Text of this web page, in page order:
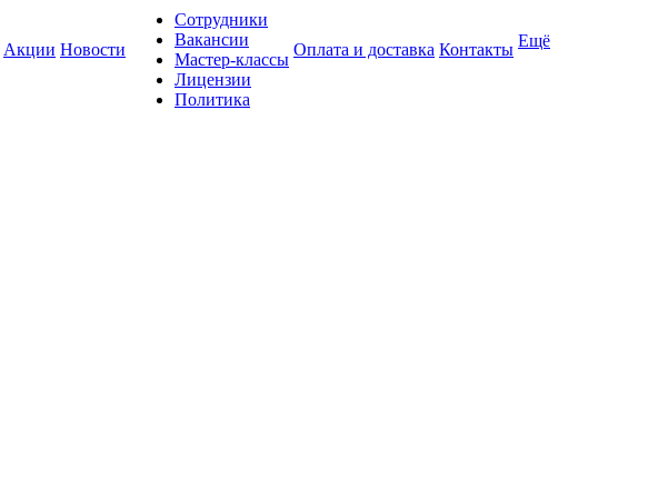
Акции Новости
Сотрудники
Вакансии
Мастер-классы
Лицензии
Политика
Оплата и доставка Контакты Ещё